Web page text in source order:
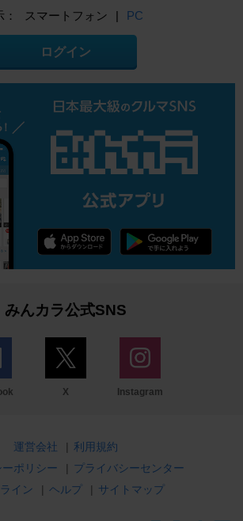
スマートフォン | PC
ログイン
みんカラ公式SNS
X Instagram
運営会社 | 利用規約
ポリシー
| プライバシーセンター
イン
| ヘルプ | サイトマップ